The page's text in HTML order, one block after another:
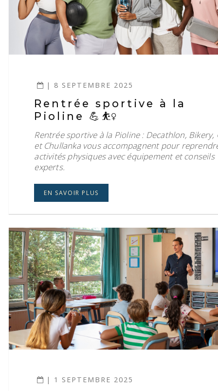
| 8 SEPTEMBRE 2025
Rentrée sportive à la
Pioline 💪⛹️‍♀️
Rentrée sportive à la Pioline : Decathlon, Bikery,
et Chullanka vous accompagnent pour
activités physiques avec équipement et conseils
experts.
EN SAVOIR PLUS
| 1 SEPTEMBRE 2025